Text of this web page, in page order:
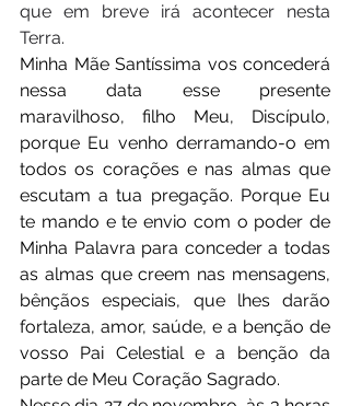
que em breve irá acontecer nesta
Terra.
Minha Mãe Santíssima vos concederá
nessa data esse presente
maravilhoso, filho Meu, Discípulo,
porque Eu venho derramando-o em
todos os corações e nas almas que
escutam a tua pregação. Porque Eu
te mando e te envio com o poder de
Minha Palavra para conceder a todas
as almas que creem nas mensagens,
bênçãos especiais, que lhes darão
fortaleza, amor, saúde, e a benção de
vosso Pai Celestial e a benção da
parte de Meu Coração Sagrado.